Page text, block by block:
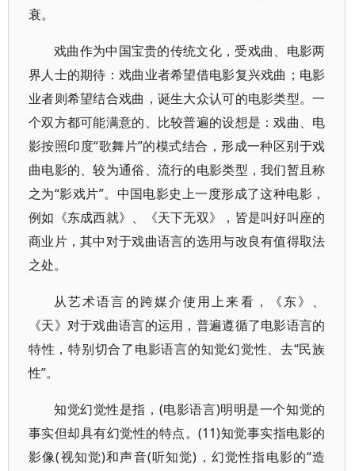
衰。
戏曲作为中国宝贵的传统文化，受戏曲、电影两
界人士的期待：戏曲业者希望借电影复兴戏曲；电影
业者则希望结合戏曲，诞生大众认可的电影类型。一
个双方都可能满意的、比较普遍的设想是：戏曲、电
影按照印度“歌舞片”的模式结合，形成一种区别于戏
曲电影的、较为通俗、流行的电影类型，我们暂且称
之为“影戏片”。中国电影史上一度形成了这种电影，
例如《东成西就》、《天下无双》，皆是叫好叫座的
商业片，其中对于戏曲语言的选用与改良有值得取法
之处。
从艺术语言的跨媒介使用上来看，《东》、
《天》对于戏曲语言的运用，普遍遵循了电影语言的
特性，特别切合了电影语言的知觉幻觉性、去“民族
性”。
知觉幻觉性是指，(电影语言)明明是一个知觉的
事实但却具有幻觉性的特点。(11)知觉事实指电影的
影像(视知觉)和声音(听知觉)，幻觉性指电影的“造